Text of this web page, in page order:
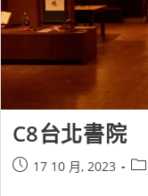
C8台北書院
17 10 月, 2023